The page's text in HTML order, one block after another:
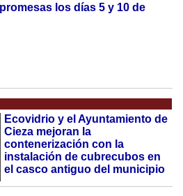
los días 5 y 10 de
Ecovidrio y el Ayuntamiento de
Cieza mejoran la
contenerización con la
instalación de cubrecubos en
el casco antiguo del municipio